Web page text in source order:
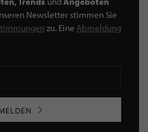
Newsletter stimmen Sie
zu. Eine Abmeldung